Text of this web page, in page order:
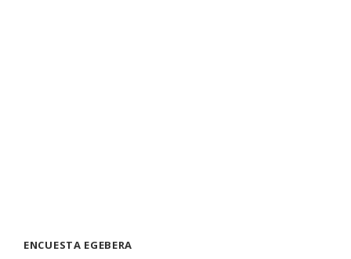
ENCUESTA EGEBERA